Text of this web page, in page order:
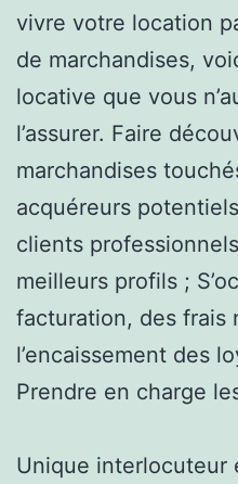
vivre votre location
de marchandises,
locative que vous
l’assurer. Faire
marchandises
acquéreurs
clients
meilleurs profils ;
facturation, des frais
l’encaissement des
Prendre en charge
Unique interlocuteur